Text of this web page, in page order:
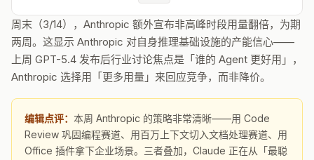
周末（3/14），Anthropic 额外宣布非高峰时段用量翻倍，为期
两周。这显示 Anthropic 对自身推理基础设施的产能信心——
上周 GPT-5.4 发布后行业讨论焦点是「谁的 Agent 更好用」，
Anthropic 选择用「更多用量」来回应竞争，而非降价。
编辑点评： 本周 Anthropic 的策略非常清晰——用 Code
Review 巩固编程赛道、用百万上下文切入文档处理赛道、用
Office 插件拿下企业场景。三者叠加，Claude 正在从「最聪